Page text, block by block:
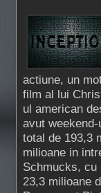
actiune, un
film al lui
ul american
avut
total de 193,3
milioane in
Schmucks, cu
23,3 milioane